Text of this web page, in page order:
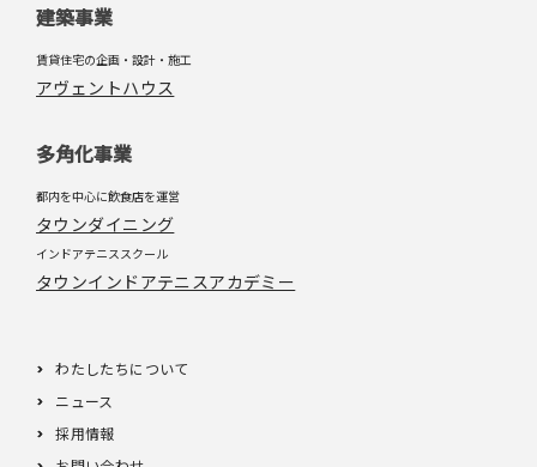
わたしたちについて
ニュース
採用情報
建築事業
賃貸住宅の企画・設計・施工
アヴェントハウス
多角化事業
都内を中心に飲食店を運営
タウンダイニング
インドアテニススクール
タウンインドアテニスアカデミー